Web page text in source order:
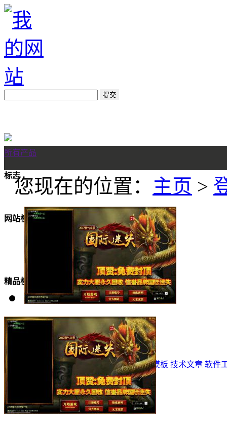
所有产品
标志
网站模板
美女模板
精品模板
特效模板
首页 登录器 网站模板 精品模板 特效模板 技术文章 软件
您现在的位置： 主页 >